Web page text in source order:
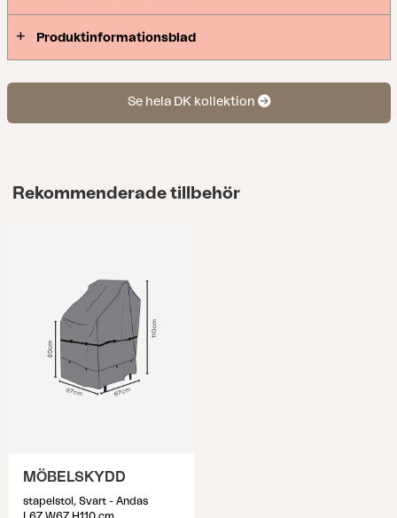
Produktinformationsblad
Se hela DK kollektion
Rekommenderade tillbehör
MÖBELSKYDD
stapelstol, Svart - Andas